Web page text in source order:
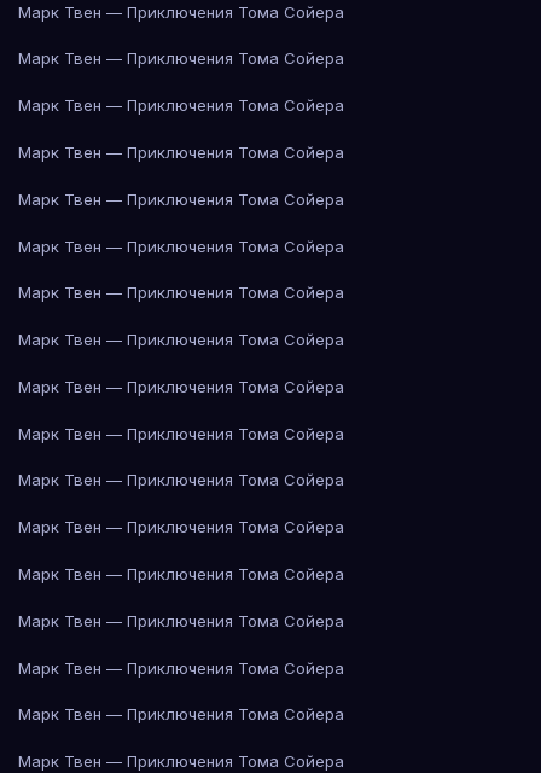
Марк Твен — Приключения Тома Сойера
Марк Твен — Приключения Тома Сойера
Марк Твен — Приключения Тома Сойера
Марк Твен — Приключения Тома Сойера
Марк Твен — Приключения Тома Сойера
Марк Твен — Приключения Тома Сойера
Марк Твен — Приключения Тома Сойера
Марк Твен — Приключения Тома Сойера
Марк Твен — Приключения Тома Сойера
Марк Твен — Приключения Тома Сойера
Марк Твен — Приключения Тома Сойера
Марк Твен — Приключения Тома Сойера
Марк Твен — Приключения Тома Сойера
Марк Твен — Приключения Тома Сойера
Марк Твен — Приключения Тома Сойера
Марк Твен — Приключения Тома Сойера
Марк Твен — Приключения Тома Сойера